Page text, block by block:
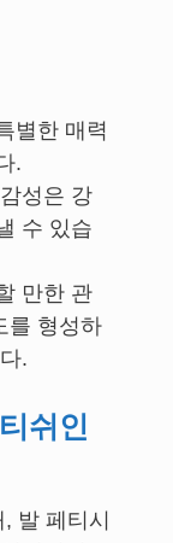
별한 매력
.
성은 강
수 있습
만한 관
를 형성하
.
쉬인
발 페티시